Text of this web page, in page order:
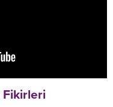
Fikirleri